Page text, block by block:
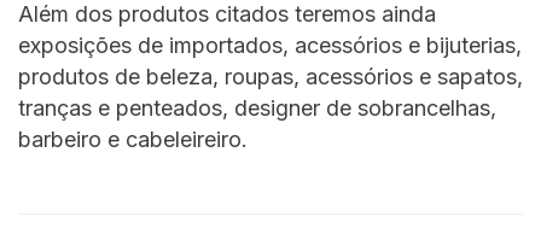
Além dos produtos citados teremos ainda
exposições de importados, acessórios e bijuterias,
produtos de beleza, roupas, acessórios e sapatos,
tranças e penteados, designer de sobrancelhas,
barbeiro e cabeleireiro.